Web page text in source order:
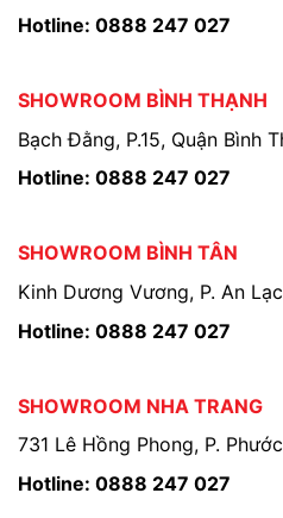
Hotline: 0888 247 027
SHOWROOM BÌNH THẠNH
Bạch Đằng, P.15, Quận Bình
Hotline: 0888 247 027
SHOWROOM BÌNH TÂN
Kinh Dương Vương, P. An
Hotline: 0888 247 027
SHOWROOM NHA TRANG
731 Lê Hồng Phong, P.
Hotline: 0888 247 027